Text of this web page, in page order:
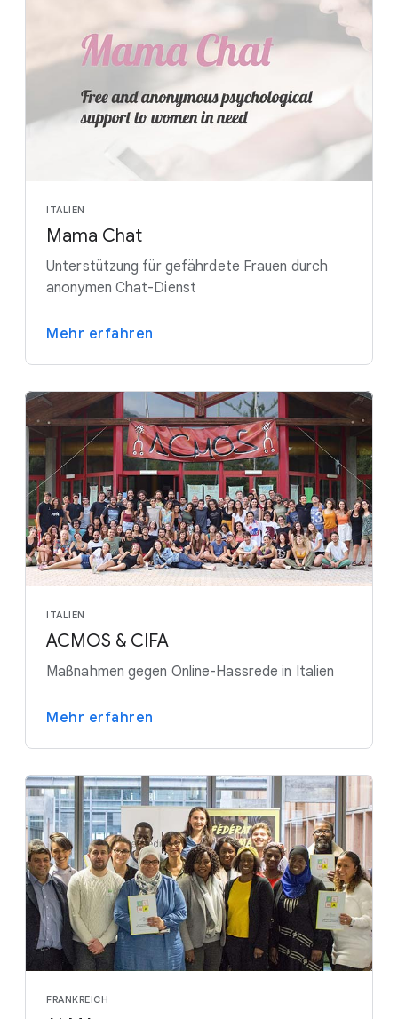
ITALIEN
Mama Chat
Unterstützung für gefährdete Frauen durch
anonymen Chat-Dienst
Mehr erfahren
ITALIEN
ACMOS & CIFA
Maßnahmen gegen Online-Hassrede in Italien
Mehr erfahren
FRANKREICH